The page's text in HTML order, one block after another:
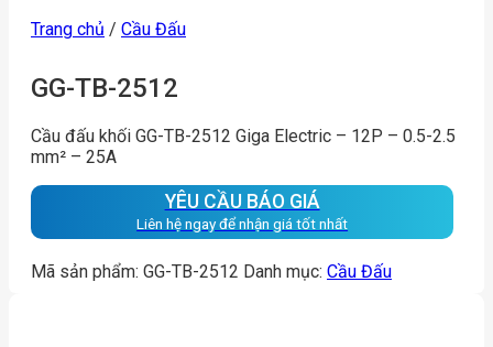
Trang chủ / Cầu Đấu
GG-TB-2512
Cầu đấu khối GG-TB-2512 Giga Electric – 12P – 0.5-2.5
mm² – 25A
YÊU CẦU BÁO GIÁ
Liên hệ ngay để nhận giá tốt nhất
Mã sản phẩm: GG-TB-2512 Danh mục: Cầu Đấu